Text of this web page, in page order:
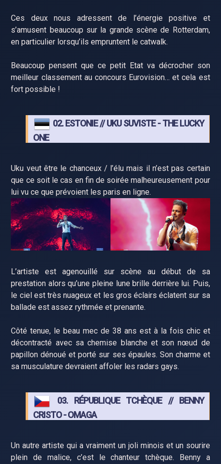
Ces deux nous adressent de l’énergie positive et
s’amusent beaucoup sur la grande scène de Rotterdam,
en particulier lorsqu’ils empruntent le catwalk.
Beaucoup pensent que ce petit Etat va décrocher son
meilleur classement au concours Eurovision… et cela est
fort possible !
02. ESTONIE // UKU SUVISTE - THE LUCKY
ONE
Uku veut être le chanceux / l’élu mais il n’est pas certain
que ce soit le cas en fin de soirée malheureusement pour
lui vu ce que prévoient les paris en ligne.
L’artiste est agenouillé sur scène au début de sa
prestation alors qu’une pleine lune brille derrière lui. Puis,
le ciel est très nuageux et les gros éclairs éclatent sur sa
ballade est assez rythmée et prenante.
Côté tenue, le beau mec de 38 ans est à la fois chic et
décontracté avec sa chemise blanche et son nœud de
papillon dénoué et porté sur ses épaules. Son charme et
sa musculature devraient affoler les radars gays.
03. RÉPUBLIQUE TCHÈQUE // BENNY
CRISTO - OMAGA
Un autre artiste qui a vraiment un joli minois et un sourire
plein de malice, c’est le chanteur tchèque. Benny a